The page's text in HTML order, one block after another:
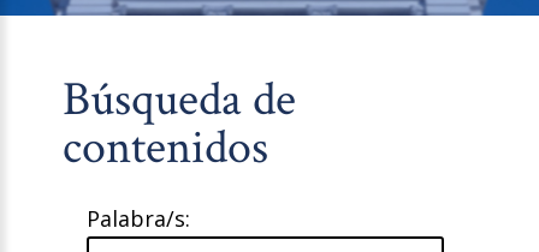
Búsqueda de
contenidos
Palabra/s: